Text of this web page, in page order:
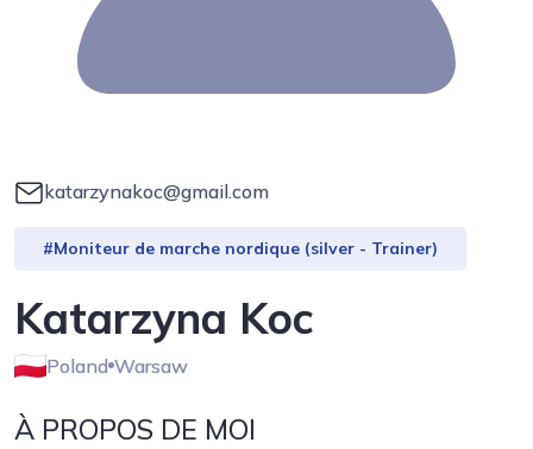
katarzynakoc@gmail.com
#Moniteur de marche nordique (silver - Trainer)
Katarzyna Koc
Poland Warsaw
À PROPOS DE MOI